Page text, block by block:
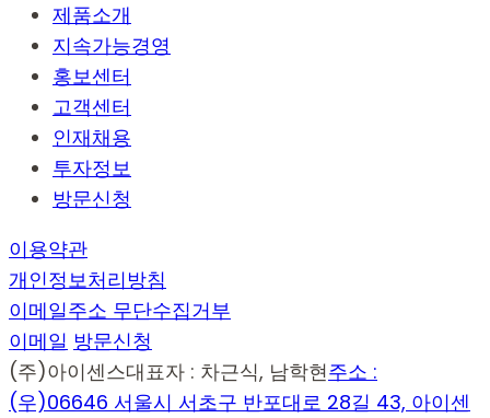
제품소개
지속가능경영
홍보센터
고객센터
인재채용
투자정보
방문신청
이용약관
개인정보처리방침
이메일주소 무단수집거부
이메일 방문신청
(주)아이센스대표자 : 차근식, 남학현주소 :
(우)06646 서울시 서초구 반포대로 28길 43, 아이센